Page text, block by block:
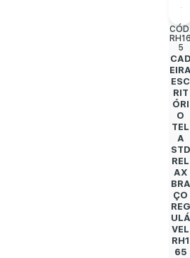
5
ESC
RIT
ÓRI
O
TEL
A
STD
REL
AX
BRA
ÇO
REG
ULÁ
VEL
RH1
65